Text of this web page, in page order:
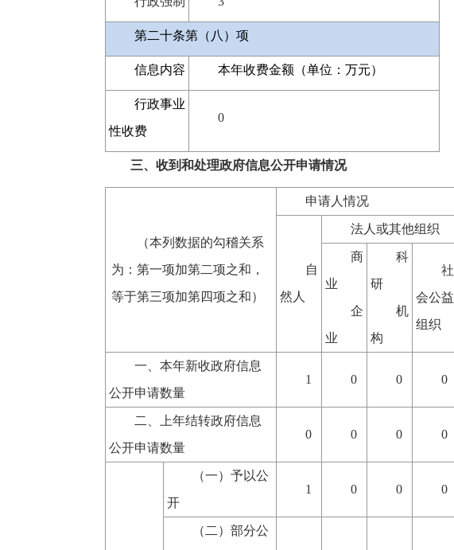
第二十条第（八）项
信息内容 本年收费金额（单位：万元）
行政事业
性收费
0
三、收到和处理政府信息公开申请情况
（本列数据的勾稽关系
为：第一项加第二项之和，
等于第三项加第四项之和）
申请人情况
自
然人
法人或其他组织
商
业
企
业
科
研
机
构
社
会公益
组织
一、本年新收政府信息
公开申请数量
1 0 0 0
二、上年结转政府信息
公开申请数量
0 0 0 0
（一）予以公
开
1 0 0 0
（二）部分公